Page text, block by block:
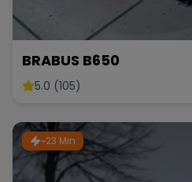
BRABUS B650
5.0 (105)
~23 Min